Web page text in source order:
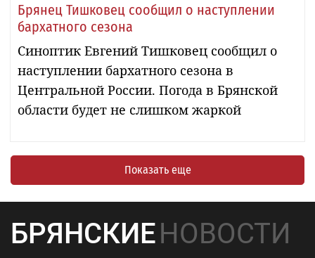
Брянец Тишковец сообщил о наступлении
бархатного сезона
Синоптик Евгений Тишковец сообщил о
наступлении бархатного сезона в
Центральной России. Погода в Брянской
области будет не слишком жаркой
Показать еще
БРЯНСКИЕНОВОСТИ